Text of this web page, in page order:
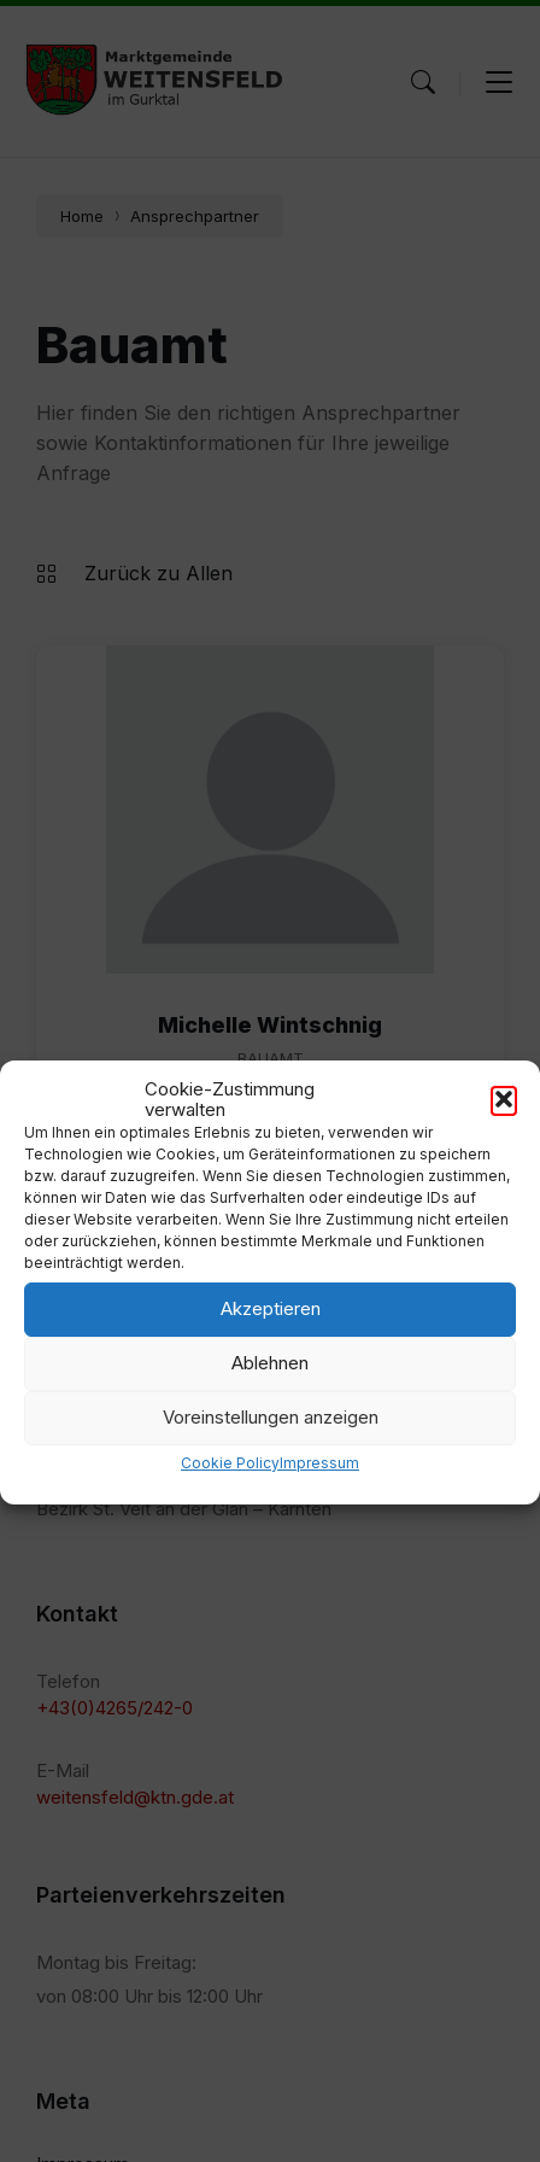
Cookie-Zustimmung
verwalten
Um Ihnen ein optimales Erlebnis zu bieten, verwenden wir
Technologien wie Cookies, um Geräteinformationen zu speichern
bzw. darauf zuzugreifen. Wenn Sie diesen Technologien zustimmen,
können wir Daten wie das Surfverhalten oder eindeutige IDs auf
dieser Website verarbeiten. Wenn Sie Ihre Zustimmung nicht erteilen
oder zurückziehen, können bestimmte Merkmale und Funktionen
beeinträchtigt werden.
Akzeptieren
Ablehnen
Voreinstellungen anzeigen
Cookie PolicyImpressum
Skip
content
Skip
main
navigation
Skip
footer
Home Ansprechpartner
Bauamt
Hier finden Sie den richtigen Ansprechpartner
sowie Kontaktinformationen für Ihre jeweilige
Anfrage
Zurück zu Allen
Michelle Wintschnig
BAUAMT
Adresse
Marktgemeinde Weitensfeld
9344 Weitensfeld
Bezirk St. Veit an der Glan – Kärnten
Kontakt
Telefon
+43(0)4265/242-0
E-Mail
weitensfeld@ktn.gde.at
Parteienverkehrszeiten
Montag bis Freitag:
von 08:00 Uhr bis 12:00 Uhr
Meta